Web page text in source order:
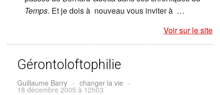
Temps. Et je dois à nouveau vous inviter à …
Voir sur le site
Gérontoloftophilie
Guillaume Barry - changer la vie -
18 décembre 2005 à 12h03